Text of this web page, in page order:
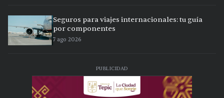
Seguros para viajes internacionales: tu guía
por componentes
7 ago 2026
PUBLICIDAD